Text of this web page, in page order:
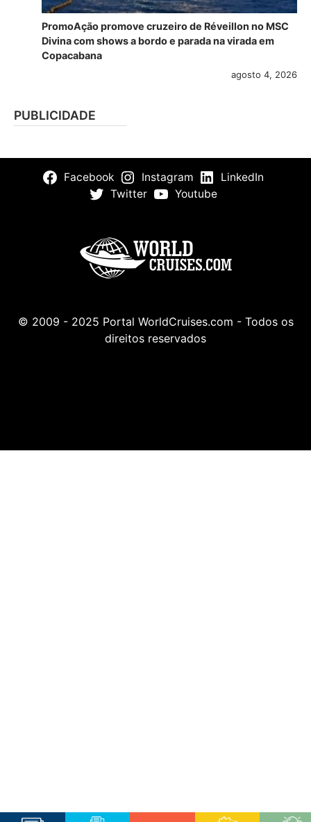
PromoAção promove cruzeiro de Réveillon no MSC
Divina com shows a bordo e parada na virada em
Copacabana
agosto 4, 2026
PUBLICIDADE
Facebook Instagram
LinkedIn
Twitter
Youtube
© 2009 - 2025 Portal WorldCruises.com - Todos os
direitos reservados